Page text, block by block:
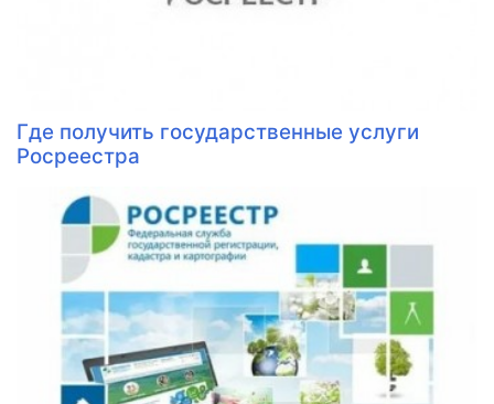
Где получить государственные услуги
Росреестра